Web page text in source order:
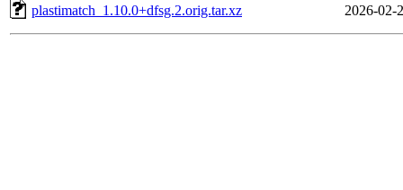
plastimatch_1.10.0+dfsg.2.orig.tar.xz
2026-02-